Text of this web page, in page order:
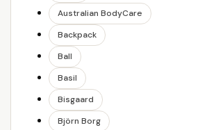
Australian BodyCare
Backpack
Ball
Basil
Bisgaard
Björn Borg